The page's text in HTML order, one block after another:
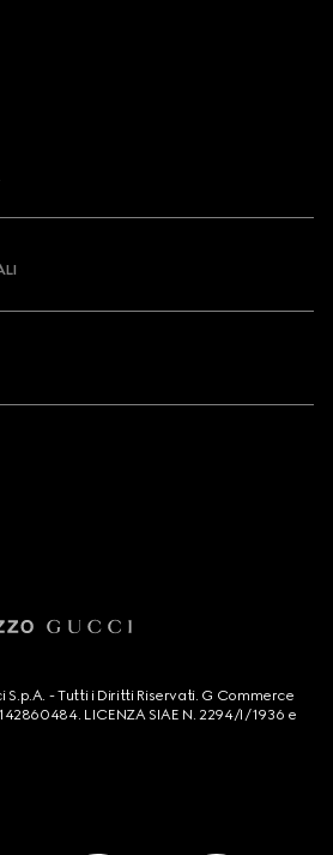
- Tutti i Diritti Riservati. G Commerce
LICENZA SIAE N. 2294/I/1936 e